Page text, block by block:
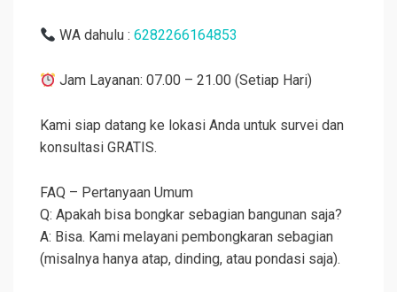
WA dahulu :6282266164853
Jam Layanan: 07.00 – 21.00 (Setiap Hari)
Kami siap datang ke lokasi Anda untuk survei dan
konsultasi GRATIS.
FAQ – Pertanyaan Umum
Q: Apakah bisa bongkar sebagian bangunan saja?
A: Bisa. Kami melayani pembongkaran sebagian
(misalnya hanya atap, dinding, atau pondasi saja).